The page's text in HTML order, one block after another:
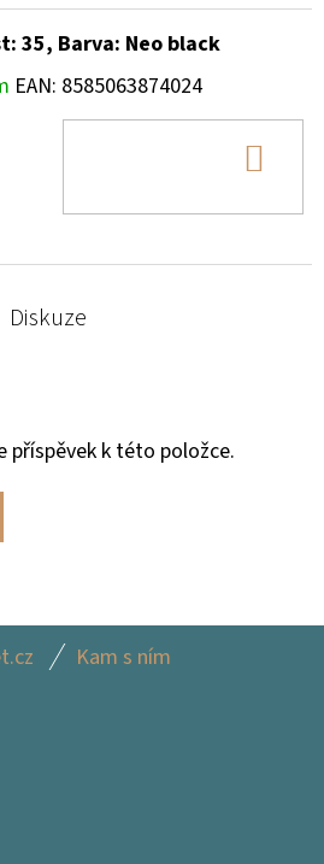
35, Barva: Neo black
EAN: 8585063874024
Diskuze
příspěvek k této položce.
Kam s ním